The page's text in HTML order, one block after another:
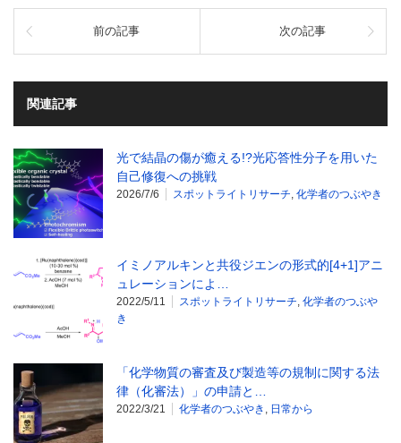
前の記事 次の記事
関連記事
光で結晶の傷が癒える!?光応答性分子を用いた
自己修復への挑戦
2026/7/6 スポットライトリサーチ, 化学者のつぶやき
イミノアルキンと共役ジエンの形式的[4+1]アニ
ュレーションによ…
2022/5/11 スポットライトリサーチ, 化学者のつぶや
き
「化学物質の審査及び製造等の規制に関する法
律（化審法）」の申請と…
2022/3/21 化学者のつぶやき , 日常から